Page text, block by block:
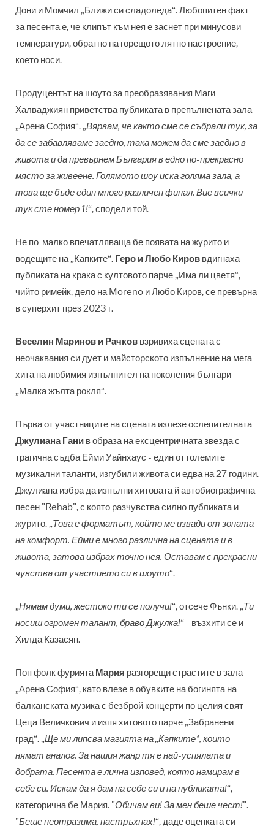
Дони и Момчил „Ближи си сладоледа“. Любопитен факт
за песента е, че клипът към нея е заснет при минусови
температури, обратно на горещото лятно настроение,
което носи.
Продуцентът на шоуто за преобразявания Маги
Халваджиян приветства публиката в препълнената зала
„Арена София“. „Вярвам, че както сме се събрали тук, за
да се забавляваме заедно, така можем да сме заедно в
живота и да превърнем България в едно по-прекрасно
място за живеене. Голямото шоу иска голяма зала, а
това ще бъде един много различен финал. Вие всички
тук сте номер 1!“, сподели той.
Не по-малко впечатляваща бе появата на журито и
водещите на „Капките“. Геро и Любо Киров вдигнаха
публиката на крака с култовото парче „Има ли цветя“,
чийто римейк, дело на Moreno и Любо Киров, се превърна
в суперхит през 2023 г.
Веселин Маринов и Рачков взривиха сцената с
неочаквания си дует и майсторското изпълнение на мега
хита на любимия изпълнител на поколения българи
„Малка жълта рокля“.
Първа от участниците на сцената излезе ослепителната
Джулиана Гани в образа на ексцентричната звезда с
трагична съдба Ейми Уайнхаус - един от големите
музикални таланти, изгубили живота си едва на 27 години.
Джулиана избра да изпълни хитовата й автобиографична
песен "Rehab", с която разчувства силно публиката и
журито. „Това е форматът, който ме извади от зоната
на комфорт. Ейми е много различна на сцената и в
живота, затова избрах точно нея. Оставам с прекрасни
чувства от участието си в шоуто“.
„Нямам думи, жестоко ти се получи!“, отсече Фънки. „Ти
носиш огромен талант, браво Джулка!“ - възхити се и
Хилда Казасян.
Поп фолк фуриятаМария разгорещи страстите в зала
„Арена София“, като влезе в обувките на богинята на
балканската музика с безброй концерти по целия свят
Цеца Величкович и изпя хитовото парче „Забранени
град“. „Ще ми липсва магията на „Капките“, които
нямат аналог. За нашия жанр тя е най-успялата и
добрата. Песента е лична изповед, която намирам в
себе си. Искам да я дам на себе си и на публиката!“,
категорична бе Мария. "Обичам ви! За мен беше чест!".
"Беше неотразима, настръхнах!“, даде оценката си